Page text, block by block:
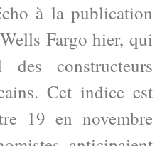
à la publication
Fargo hier, qui
constructeurs
Cet indice est
19 en novembre